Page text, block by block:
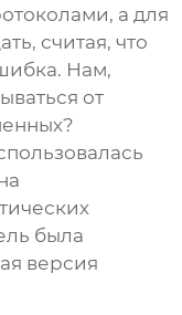
а для
считая, что
Нам,
от
была
версия